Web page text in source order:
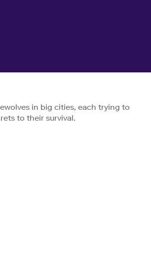
in big cities, each trying to
to their survival.